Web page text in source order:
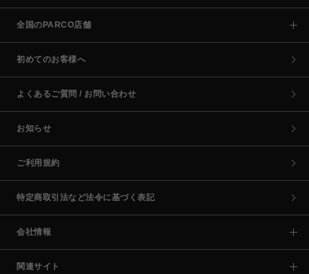
全国のPARCO店舗
初めてのお客様へ
よくあるご質問 / お問い合わせ
お知らせ
ご利用規約
特定商取引法など法令に基づく表記
会社情報
関連サイト